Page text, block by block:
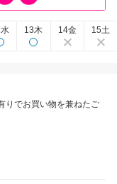
13木 14金 15土
りでお買い物を兼ねたご